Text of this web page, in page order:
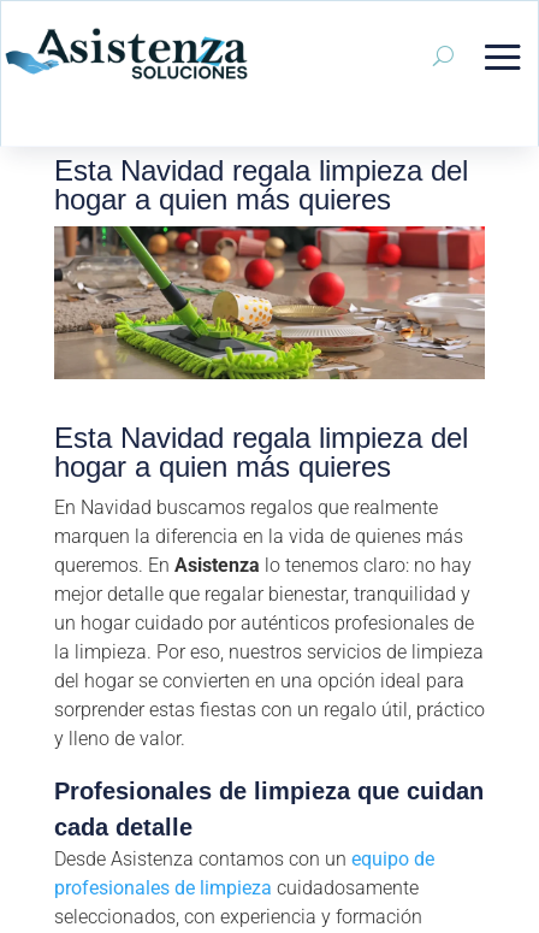
Esta Navidad regala limpieza del
hogar a quien más quieres
Esta Navidad regala limpieza del
hogar a quien más quieres
En Navidad buscamos regalos que realmente
marquen la diferencia en la vida de quienes más
queremos. En Asistenza lo tenemos claro: no hay
mejor detalle que regalar bienestar, tranquilidad y
un hogar cuidado por auténticos profesionales de
la limpieza. Por eso, nuestros servicios de limpieza
del hogar se convierten en una opción ideal para
sorprender estas fiestas con un regalo útil, práctico
y lleno de valor.
Profesionales de limpieza que cuidan
cada detalle
Desde Asistenza contamos con un equipo de
profesionales de limpieza cuidadosamente
seleccionados, con experiencia y formación